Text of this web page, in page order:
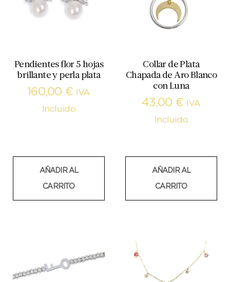
Pendientes flor 5 hojas
brillante y perla plata
160,00 €
IVA
Incluido
AÑADIR AL
CARRITO
Collar de Plata
Chapada de Aro Blanco
con Luna
43,00 €
IVA
Incluido
AÑADIR AL
CARRITO